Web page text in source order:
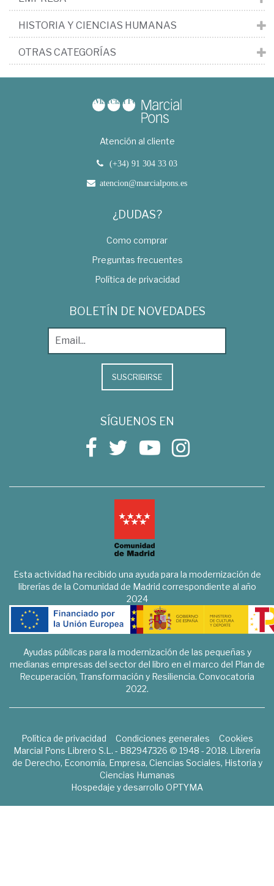
HISTORIA Y CIENCIAS HUMANAS
OTRAS CATEGORÍAS
Atención al cliente
(+34) 91 304 33 03
atencion@marcialpons.es
¿DUDAS?
Como comprar
Preguntas frecuentes
Política de privacidad
BOLETÍN DE NOVEDADES
SUSCRIBIRSE
SÍGUENOS EN
Esta actividad ha recibido una ayuda para la modernización de
librerías de la Comunidad de Madrid correspondiente al año
2024
Ayudas públicas para la modernización de las pequeñas y
medianas empresas del sector del libro en el marco del Plan de
Recuperación, Transformación y Resiliencia. Convocatoria
2022.
Política de privacidad Condiciones generales
Cookies
Marcial Pons Librero S.L. - B82947326 © 1948 - 2018. Librería
de Derecho, Economía, Empresa, Ciencias Sociales, Historia y
Ciencias Humanas
Hospedaje y desarrollo OPTYMA